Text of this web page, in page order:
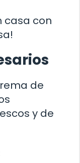
casa con
de
y de